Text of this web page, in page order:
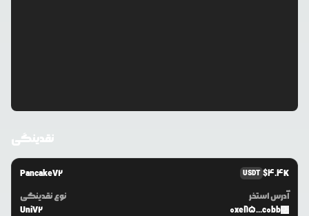
نقدینگی
PancakeV2 USDT $4.4K
نوع نقدینگی
UniV2
آدرس استخر
0xe85...c0bb